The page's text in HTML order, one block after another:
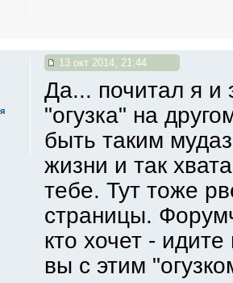
13 окт 2014, 21:44
Да... почитал я и
"огузка" на
быть таким
жизни и так
тебе. Тут тоже
страницы.
кто хочет -
вы с этим